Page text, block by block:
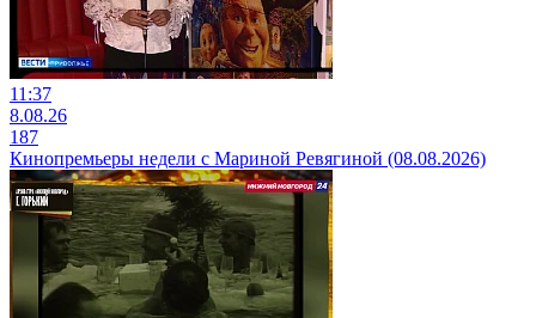
11:37
8.08.26
187
Кинопремьеры недели с Мариной Ревягиной (08.08.2026)